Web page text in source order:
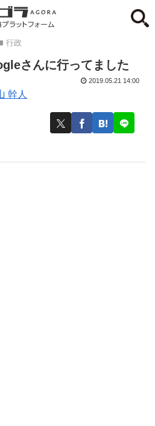
行政
さんに行ってました
幹人
2019.05.21 14:00